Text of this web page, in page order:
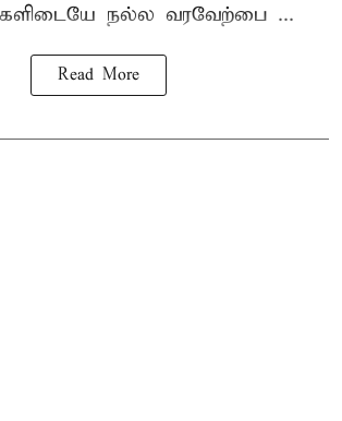
நல்ல வரவேற்பை ...
Read More